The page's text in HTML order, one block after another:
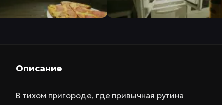
Описание
В тихом пригороде, где привычная рутина